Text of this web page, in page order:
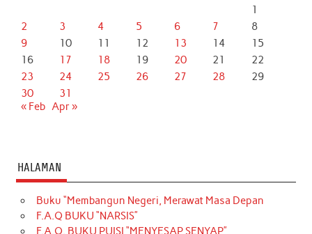
1
2
3 4 5 6 7
8
9
10 11 12 13 14
15
16
17 18 19 20 21
22
23
24 25 26 27 28
29
30
31
« Feb Apr »
HALAMAN
Buku “Membangun Negeri, Merawat Masa Depan
F.A.Q BUKU “NARSIS”
F.A.Q. BUKU PUISI “MENYESAP SENYAP”